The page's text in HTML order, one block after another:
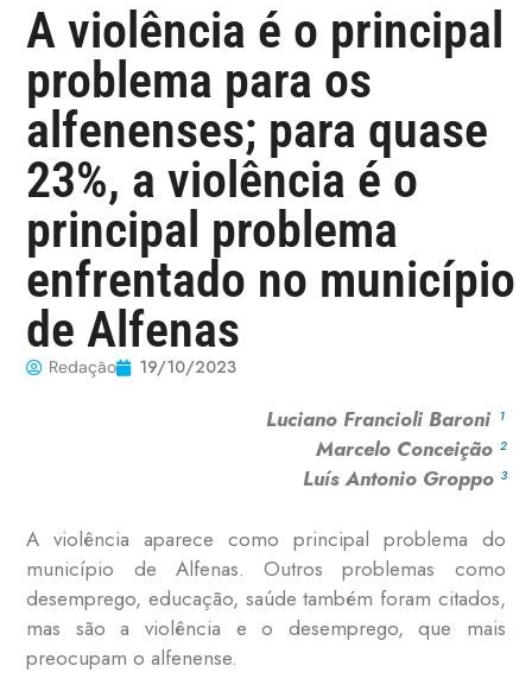
A violência é o principal
problema para os
alfenenses; para quase
23%, a violência é o
principal problema
enfrentado no município
de Alfenas
Redação 19/10/2023
Luciano Francioli Baroni ¹
Marcelo Conceição ²
Luís Antonio Groppo ³
A violência aparece como principal problema do
município de Alfenas. Outros problemas como
desemprego, educação, saúde também foram citados,
mas são a violência e o desemprego, que mais
preocupam o alfenense.